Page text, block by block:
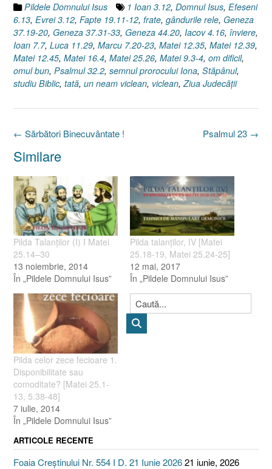
Pildele Domnului Isus 1 Ioan 3.12, Domnul Isus, Efeseni
6.13, Evrei 3.12, Fapte 19.11-12, frate, gândurile rele, Geneza
37.19-20, Geneza 37.31-33, Geneza 44.20, Iacov 4.16, înviere,
Ioan 7.7, Luca 11.29, Marcu 7.20-23, Matei 12.35, Matei 12.39,
Matei 12.45, Matei 16.4, Matei 25.26, Matei 9.3-4, om dificil,
omul bun, Psalmul 32.2, semnul prorocului Iona, Stăpânul,
studiu Biblic, tată, un neam viclean, viclean,Ziua Judecăţii
Post
Psalmul 23 →
← Sărbători Binecuvântate !
Similare
Pilda Talanţilor (I) I Matei
25.14–30
13 noiembrie, 2014
În „Pildele Domnului Isus”
Pilda talanţilor, IV [Matei
25.18-19, Matei 25.24-25]
12 mai, 2017
În „Pildele Domnului Isus”
Pilda celor zece fecioare 1.
Disponibilitate sau
comoditate? [Matei 25.1-
13, 5.38-48]
7 iulie, 2014
În „Pildele Domnului Isus”
ARTICOLE RECENTE
Foaia Creștinului Nr. 554 I D. 21 Iunie 202621 iunie, 2026